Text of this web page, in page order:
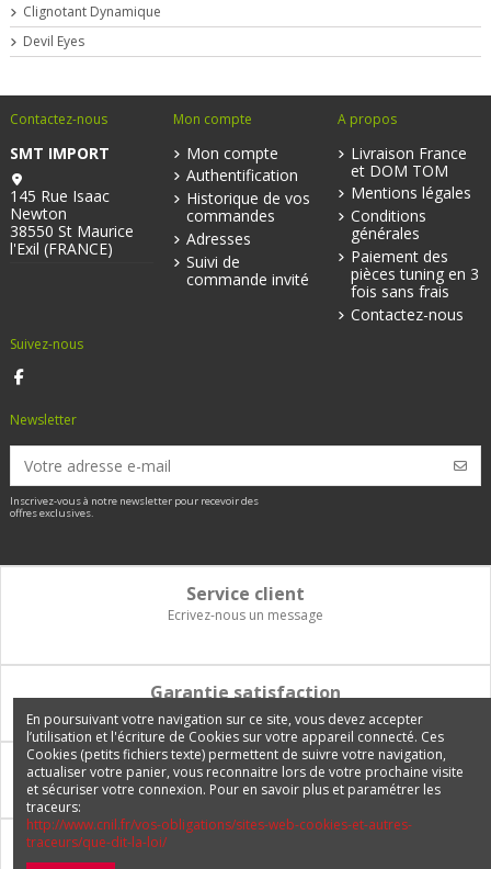
Clignotant Dynamique
Devil Eyes
Contactez-nous
SMT IMPORT
145 Rue Isaac
Newton
38550 St Maurice
l'Exil (FRANCE)
Mon compte
Mon compte
Authentification
Historique de vos
commandes
Adresses
Suivi de
commande invité
A propos
Livraison France
et DOM TOM
Mentions légales
Conditions
générales
Paiement des
pièces tuning en 3
fois sans frais
Contactez-nous
Suivez-nous
Newsletter
Inscrivez-vous à notre newsletter pour recevoir des
offres exclusives.
Service client
Ecrivez-nous un message
Garantie satisfaction
Vous disposez de 14 jours pour changer d'avis et être remboursé
Paiement 100% sécurisé
Carte bancaire, PayPal, 3 fois sans frais, virement bancaire
Livraison Internationale
En poursuivant votre navigation sur ce site, vous devez accepter
l’utilisation et l'écriture de Cookies sur votre appareil connecté. Ces
Cookies (petits fichiers texte) permettent de suivre votre navigation,
actualiser votre panier, vous reconnaitre lors de votre prochaine visite
et sécuriser votre connexion. Pour en savoir plus et paramétrer les
traceurs:
http://www.cnil.fr/vos-obligations/sites-web-cookies-et-autres-
traceurs/que-dit-la-loi/